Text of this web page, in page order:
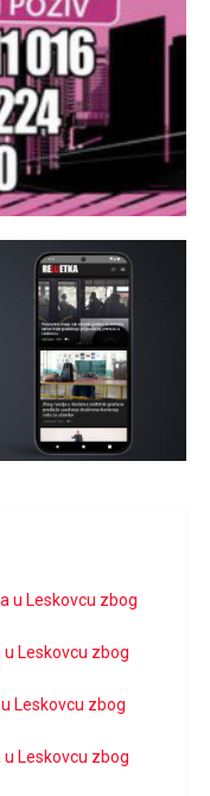
u Leskovcu zbog
Leskovcu zbog
Leskovcu zbog
Leskovcu zbog